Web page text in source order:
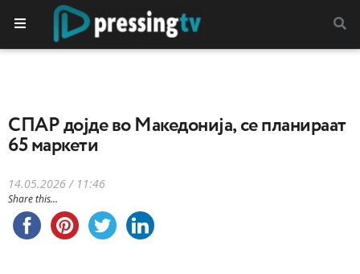
СПАР дојде во Македонија, се планираат
65 маркети
14.05.2026 / 11:46
Share this...